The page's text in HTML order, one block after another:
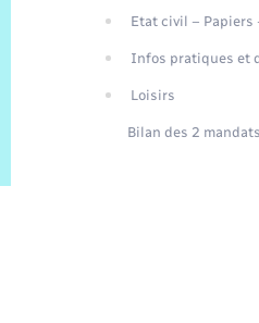
EN
Etat civil – Papiers
Infos pratiques et
Loisirs
Bilan des 2